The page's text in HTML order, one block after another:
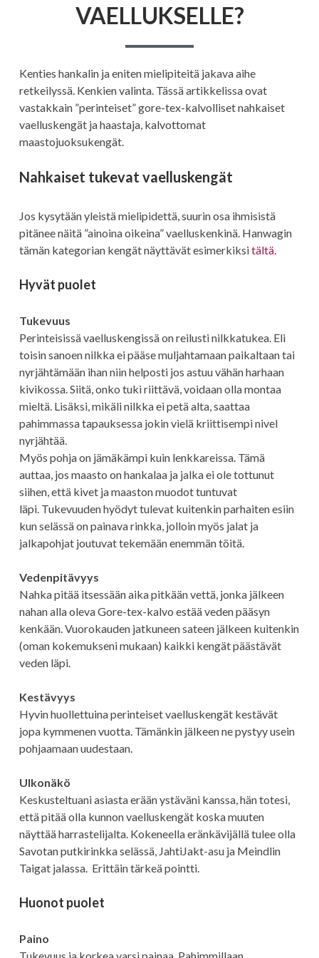
VAELLUKSELLE?
Kenties hankalin ja eniten mielipiteitä jakava aihe
retkeilyssä. Kenkien valinta. Tässä artikkelissa ovat
vastakkain ”perinteiset” gore-tex-kalvolliset nahkaiset
vaelluskengät ja haastaja, kalvottomat
maastojuoksukengät.
Nahkaiset tukevat vaelluskengät
Jos kysytään yleistä mielipidettä, suurin osa ihmisistä
pitänee näitä ”ainoina oikeina” vaelluskenkinä. Hanwagin
tämän kategorian kengät näyttävät esimerkiksitältä.
Hyvät puolet
Tukevuus
Perinteisissä vaelluskengissä on reilusti nilkkatukea. Eli
toisin sanoen nilkka ei pääse muljahtamaan paikaltaan tai
nyrjähtämään ihan niin helposti jos astuu vähän harhaan
kivikossa. Siitä, onko tuki riittävä, voidaan olla montaa
mieltä. Lisäksi, mikäli nilkka ei petä alta, saattaa
pahimmassa tapauksessa jokin vielä kriittisempi nivel
nyrjähtää.
Myös pohja on jämäkämpi kuin lenkkareissa. Tämä
auttaa, jos maasto on hankalaa ja jalka ei ole tottunut
siihen, että kivet ja maaston muodot tuntuvat
läpi. Tukevuuden hyödyt tulevat kuitenkin parhaiten esiin
kun selässä on painava rinkka, jolloin myös jalat ja
jalkapohjat joutuvat tekemään enemmän töitä.
Vedenpitävyys
Nahka pitää itsessään aika pitkään vettä, jonka jälkeen
nahan alla oleva Gore-tex-kalvo estää veden pääsyn
kenkään. Vuorokauden jatkuneen sateen jälkeen kuitenkin
(oman kokemukseni mukaan) kaikki kengät päästävät
veden läpi.
Kestävyys
Hyvin huollettuina perinteiset vaelluskengät kestävät
jopa kymmenen vuotta. Tämänkin jälkeen ne pystyy usein
pohjaamaan uudestaan.
Ulkonäkö
Keskusteltuani asiasta erään ystäväni kanssa, hän totesi,
että pitää olla kunnon vaelluskengät koska muuten
näyttää harrastelijalta. Kokeneella eränkävijällä tulee olla
Savotan putkirinkka selässä, JahtiJakt-asu ja Meindlin
Taigat jalassa. Erittäin tärkeä pointti.
Huonot puolet
Paino